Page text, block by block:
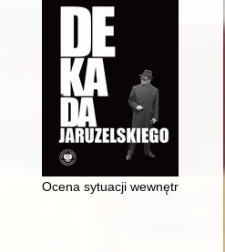
w latach 1975-1989 na
Ocena sytuacji wewnętrznej